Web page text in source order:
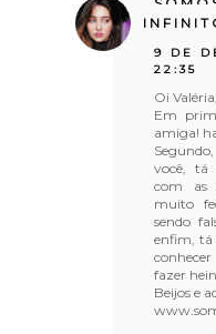
9 DE
22:35
Oi
Em
amiga!
você, tá
com as
muito
sendo
enfim, tá
fazer
Beijos e